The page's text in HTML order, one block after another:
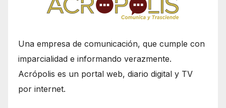
Una empresa de comunicación, que cumple con
imparcialidad e informando verazmente.
Acrópolis es un portal web, diario digital y TV
por internet.